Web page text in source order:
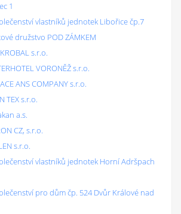
1
vlastníků jednotek Libořice čp.7
družstvo POD ZÁMKEM
s.r.o.
VORONĚŽ s.r.o.
ANS COMPANY s.r.o.
TEX s.r.o.
a.s.
CZ, s.r.o.
s.r.o.
vlastníků jednotek Horní Adršpach
pro dům čp. 524 Dvůr Králové nad